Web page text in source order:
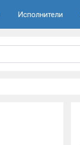
Исполнители